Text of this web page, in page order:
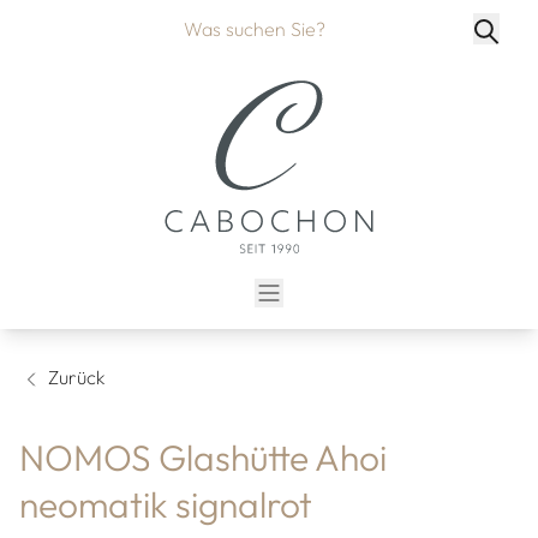
Zurück
NOMOS Glashütte Ahoi
neomatik signalrot